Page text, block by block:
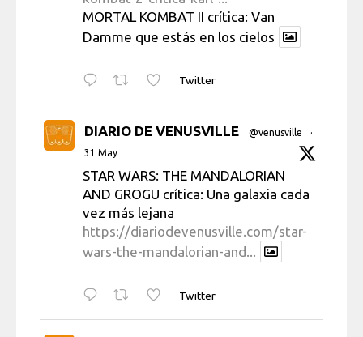
MORTAL KOMBAT II crítica: Van
Damme que estás en los cielos
Twitter
DIARIO DE VENUSVILLE @venusville
·
31 May
STAR WARS: THE MANDALORIAN
AND GROGU crítica: Una galaxia cada
vez más lejana
https://diariodevenusville.com/star-
wars-the-mandalorian-and...
Twitter